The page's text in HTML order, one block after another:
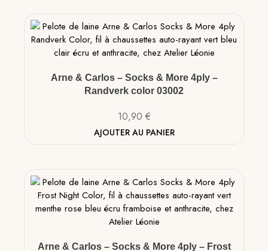
Arne & Carlos – Socks & More 4ply –
Randverk color 03002
10,90 €
AJOUTER AU PANIER
Arne & Carlos – Socks & More 4ply – Frost